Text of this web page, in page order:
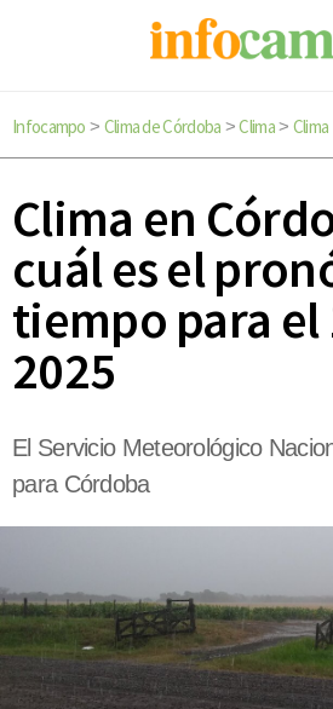
Infocampo > Clima de Córdoba >Clima> Clima
Clima en
cuál es el
tiempo para el
2025
El Servicio Meteorológico
para Córdoba